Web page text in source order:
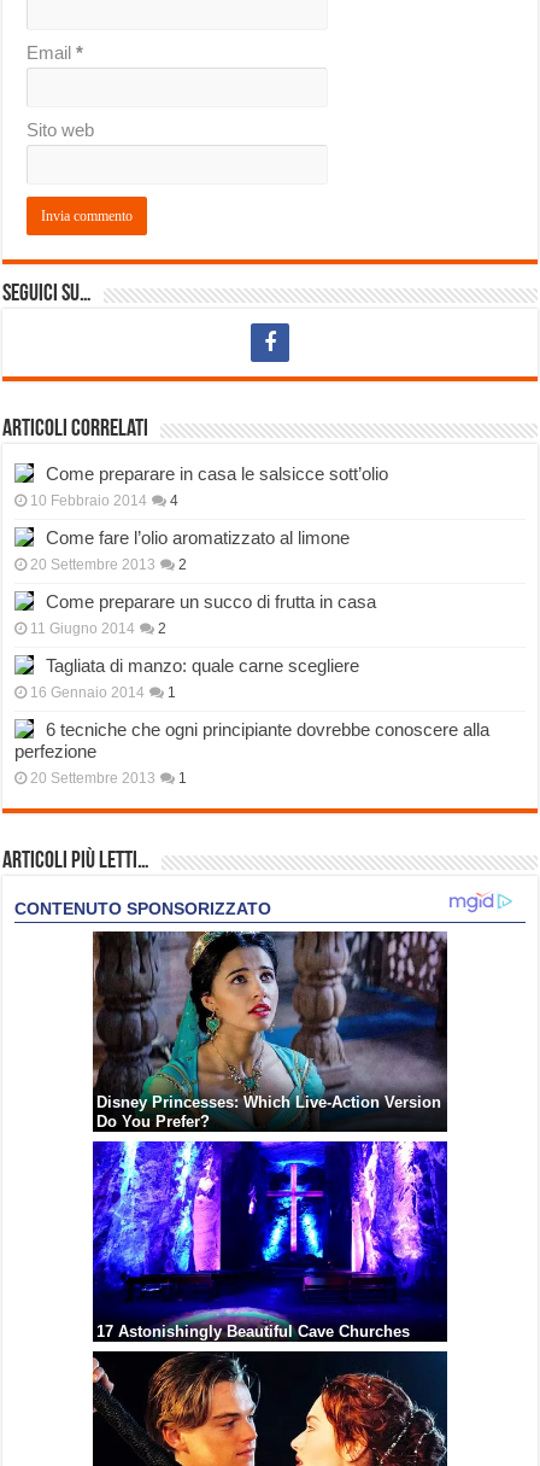
Email*
Sito web
Seguici su…
Articoli correlati
Come preparare in casa le salsicce sott’olio
10 Febbraio 2014 4
Come fare l’olio aromatizzato al limone
20 Settembre 2013 2
Come preparare un succo di frutta in casa
11 Giugno 2014 2
Tagliata di manzo: quale carne scegliere
16 Gennaio 2014 1
6 tecniche che ogni principiante dovrebbe conoscere alla
perfezione
20 Settembre 2013 1
Articoli più Letti…